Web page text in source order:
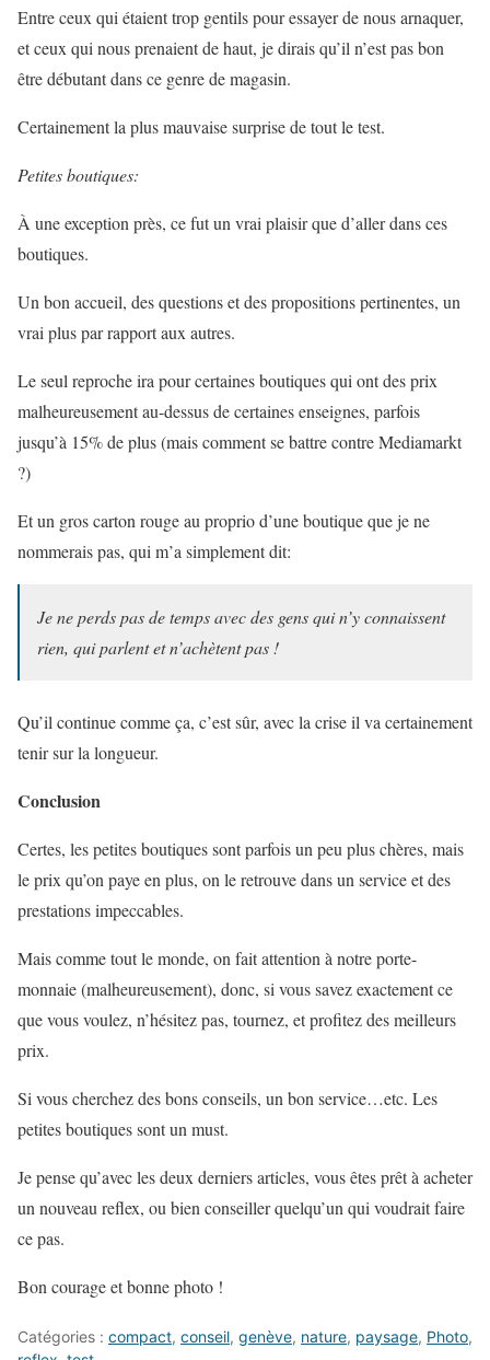
Entre ceux qui étaient trop gentils pour essayer de nous arnaquer,
et ceux qui nous prenaient de haut, je dirais qu’il n’est pas bon
être débutant dans ce genre de magasin.
Certainement la plus mauvaise surprise de tout le test.
Petites boutiques:
À une exception près, ce fut un vrai plaisir que d’aller dans ces
boutiques.
Un bon accueil, des questions et des propositions pertinentes, un
vrai plus par rapport aux autres.
Le seul reproche ira pour certaines boutiques qui ont des prix
malheureusement au-dessus de certaines enseignes, parfois
jusqu’à 15% de plus (mais comment se battre contre Mediamarkt
?)
Et un gros carton rouge au proprio d’une boutique que je ne
nommerais pas, qui m’a simplement dit:
Je ne perds pas de temps avec des gens qui n’y connaissent
rien, qui parlent et n’achètent pas !
Qu’il continue comme ça, c’est sûr, avec la crise il va certainement
tenir sur la longueur.
Conclusion
Certes, les petites boutiques sont parfois un peu plus chères, mais
le prix qu’on paye en plus, on le retrouve dans un service et des
prestations impeccables.
Mais comme tout le monde, on fait attention à notre porte-
monnaie (malheureusement), donc, si vous savez exactement ce
que vous voulez, n’hésitez pas, tournez, et profitez des meilleurs
prix.
Si vous cherchez des bons conseils, un bon service…etc. Les
petites boutiques sont un must.
Je pense qu’avec les deux derniers articles, vous êtes prêt à acheter
un nouveau reflex, ou bien conseiller quelqu’un qui voudrait faire
ce pas.
Bon courage et bonne photo !
Catégories : compact, conseil, genève, nature, paysage, Photo,